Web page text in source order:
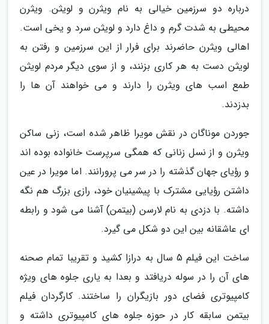
درباره دو سرزمین خیالی به نام ویثرن و لویثن. ویثرن
محیطی به شدت گرم و داغ دارد و لویثن سرد و یخی است.
اهالی ویثرن حاضرند برای فرار از این سرزمین و رفتن به
لویثن دست به هر کاری بزنند، و از سوی دیگر مردم لویثن
طمع اسب های ویثرن را دارند و می خواهند آن ها را
بدزدند.
جوردن موناگان در نقش مویرا ظاهر شده است، زنی ساکن
ویثرن و از نسل زنانی که همگی سرپرست خانواده بوده اند
و رؤیای جهان گذشته را در سر می پرورانند. اما مویرا در عین
داشتن رؤیایی مشترک با پیشینیان خود، رازی بزرگ هم نگه
داشته. با دزدی به نام لارسن (بیتمن) آشنا می شود و رابطه
ای عاشقانه بین این دو شکل می گیرد.
ساخت این فیلم 5 سال به درازا کشید و تقریبا تمام صحنه
های آن را در سوله دریافتد و بعدا به یاری جلوه های ویژه
کامپیوتری فضای دور بازیگران را ساختند. کارگردان فیلم
بیتمن سابقه کار در حوزه جلوه های کامپیوتری داشته و